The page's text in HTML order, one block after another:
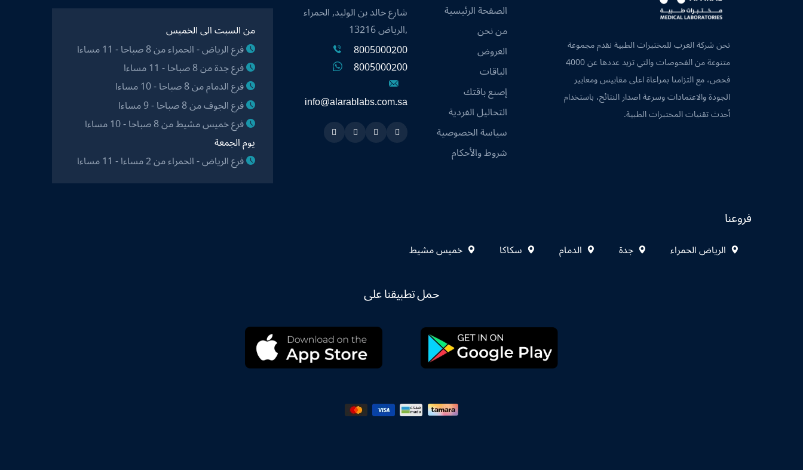
نحن شركة العرب للمختبرات الطبية نقدم مجموعة
متنوعة من الفحوصات والتي تزيد عددها عن 4000
فحص، مع التزامنا بمراعاة اعلى مقاييس ومعايير
الجودة والاعتمادات وسرعة اصدار النتائج، باستخدام
أحدث تقنيات المختبرات الطبية.
الصفحة الرئيسية
من نحن
العروض
الباقات
إصنع باقتك
التحاليل الفردية
سياسة الخصوصية
شروط والأحكام
شارع خالد بن الوليد, الحمراء
,الرياض 13216
8005000200
8005000200
info@alarablabs.com.sa
Snapchat
Twitter
Linkedin
Instagram
من السبت الى الخميس
فرع الرياض - الحمراء من 8 صباحا - 11 مساءا
فرع جدة من 8 صباحا - 11 مساءا
فرع الدمام من 8 صباحا - 10 مساءا
فرع الجوف من 8 صباحا - 9 مساءا
فرع خميس مشيط من 8 صباحا - 10 مساءا
يوم الجمعة
فرع الرياض - الحمراء من 2 مساءا - 11 مساءا
فروعنا
الرياض الحمراء جدة الدمام سكاكا خميس مشيط
حمل تطبيقنا على